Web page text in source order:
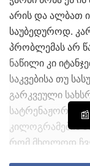
არის და ალბათ
საუბედუროდ.
პრობლემას არ
ნაწილი კი
საკვებისა თუ
გარკვეული
სატრენაჟორო
კილოგრამების
რომ მხოლოდ